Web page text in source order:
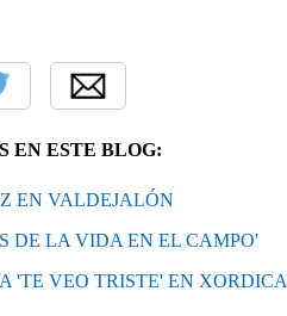
EN ESTE BLOG:
EN VALDEJALÓN
DE LA VIDA EN EL CAMPO'
'TE VEO TRISTE' EN XORDICA